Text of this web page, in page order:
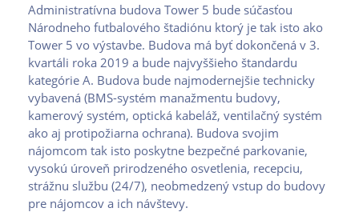
Administratívna budova Tower 5 bude súčasťou
Národneho futbalového štadiónu ktorý je tak isto ako
Tower 5 vo výstavbe. Budova má byť dokončená v 3.
kvartáli roka 2019 a bude najvyššieho štandardu
kategórie A. Budova bude najmodernejšie technicky
vybavená (BMS-systém manažmentu budovy,
kamerový systém, optická kabeláž, ventilačný systém
ako aj protipožiarna ochrana). Budova svojim
nájomcom tak isto poskytne bezpečné parkovanie,
vysokú úroveň prirodzeného osvetlenia, recepciu,
strážnu službu (24/7), neobmedzený vstup do budovy
pre nájomcov a ich návštevy.